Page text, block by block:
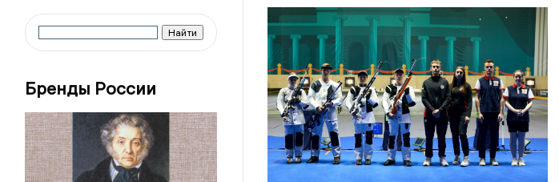
Бренды России